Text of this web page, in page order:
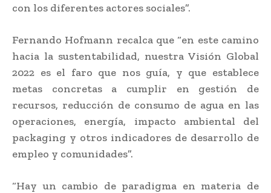
con los diferentes actores sociales”.
Fernando Hofmann recalca que “en este camino
hacia la sustentabilidad, nuestra Visión Global
2022 es el faro que nos guía, y que establece
metas concretas a cumplir en gestión de
recursos, reducción de consumo de agua en las
operaciones, energía, impacto ambiental del
packaging y otros indicadores de desarrollo de
empleo y comunidades”.
“Hay un cambio de paradigma en materia de